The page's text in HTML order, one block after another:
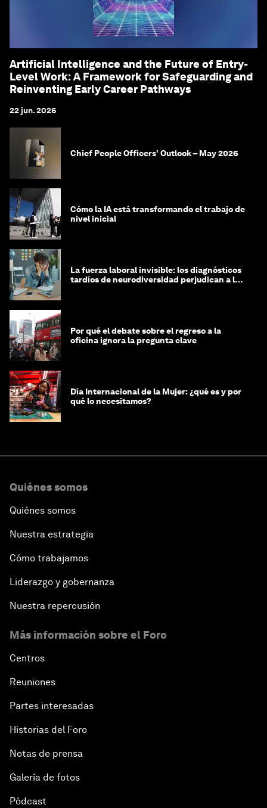
Artificial Intelligence and the Future of Entry-
Level Work: A Framework for Safeguarding and
Reinventing Early Career Pathways
22 jun. 2026
Chief People Officers’ Outlook – May 2026
Cómo la IA está transformando el trabajo de
nivel inicial
La fuerza laboral invisible: los diagnósticos
tardíos de neurodiversidad perjudican a las
Por qué el debate sobre el regreso a la
oficina ignora la pregunta clave
Día Internacional de la Mujer: ¿qué es y por
qué lo necesitamos?
Quiénes somos
Quiénes somos
Nuestra estrategia
Cómo trabajamos
Liderazgo y gobernanza
Nuestra repercusión
Más información sobre el Foro
Centros
Reuniones
Partes interesadas
Historias del Foro
Notas de prensa
Galería de fotos
Pódcast